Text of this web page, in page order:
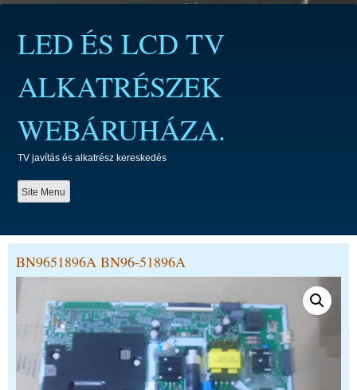
contentLED ÉS LCD TV
ALKATRÉSZEK
WEBÁRUHÁZA.
TV javítás és alkatrész kereskedés
Site Menu
BN9651896A BN96-51896A